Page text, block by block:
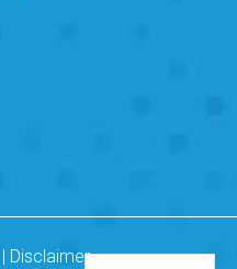
Disclaimer